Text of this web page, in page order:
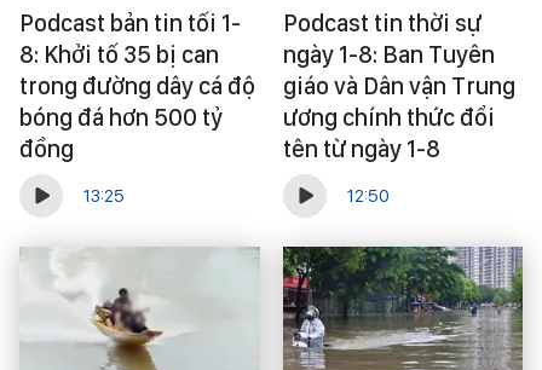
Podcast bản tin tối 1-
8: Khởi tố 35 bị can
trong đường dây cá độ
bóng đá hơn 500 tỷ
đồng
13:25
Podcast tin thời sự
ngày 1-8: Ban Tuyên
giáo và Dân vận Trung
ương chính thức đổi
tên từ ngày 1-8
12:50